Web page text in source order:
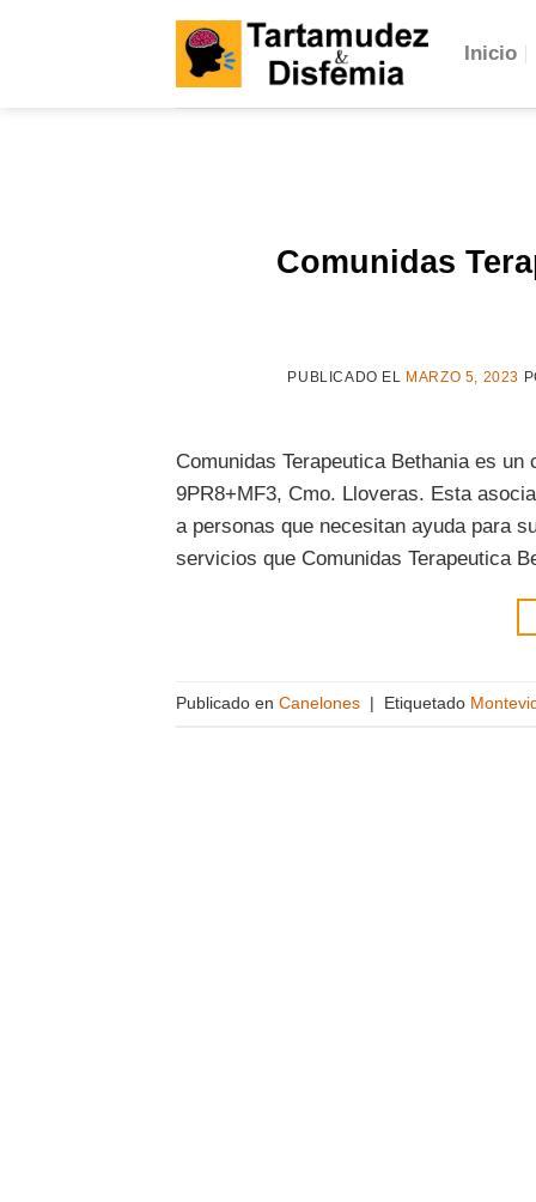
Inicio
Comunidas
PUBLICADO EL MARZO 5, 2023
Comunidas Terapeutica Bethania es
9PR8+MF3, Cmo. Lloveras. Esta
a personas que necesitan ayuda para
servicios que Comunidas Terapeutica
Publicado en Canelones Etiquetado